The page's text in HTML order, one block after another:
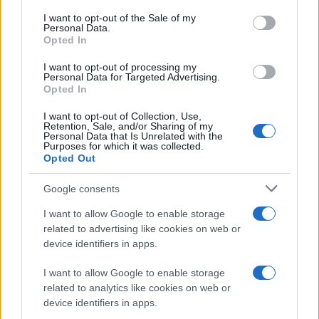
consent section.
I want to opt-out of the Sale of my
Personal Data.
Opted In
I want to opt-out of processing my
Personal Data for Targeted Advertising.
Opted In
I want to opt-out of Collection, Use,
Retention, Sale, and/or Sharing of my
Personal Data that Is Unrelated with the
Purposes for which it was collected.
Opted Out
Google consents
I want to allow Google to enable storage
related to advertising like cookies on web or
device identifiers in apps.
I want to allow Google to enable storage
related to analytics like cookies on web or
device identifiers in apps.
Διαβάστε περισσότερα
Λιμάνι Θεσσαλονίκης:
Eπενδύει σε σύγχρονο
εξοπλισμό - Παρέλαβε
μεταφοράς
εμπορευματοκιβωτίων
Τα υβριδικά Straddle
Carriers συμβάλλουν
βελτίωση της
εξυπηρέτησης